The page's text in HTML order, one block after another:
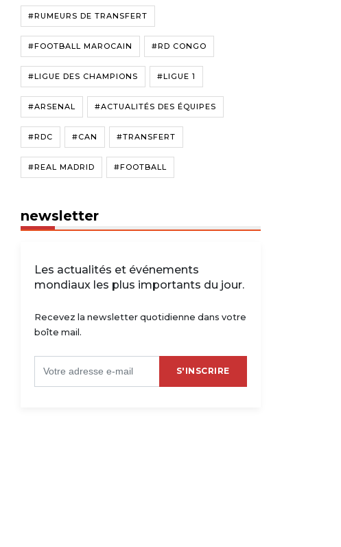
#RUMEURS DE TRANSFERT
#FOOTBALL MAROCAIN #RD CONGO
#LIGUE DES CHAMPIONS #LIGUE 1
#ARSENAL #ACTUALITÉS DES ÉQUIPES
#RDC #CAN #TRANSFERT
#REAL MADRID #FOOTBALL
newsletter
Les actualités et événements
mondiaux les plus importants du jour.
Recevez la newsletter quotidienne dans votre
boîte mail.
S'INSCRIRE